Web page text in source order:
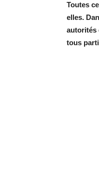
Toutes
elles.
autorités
tous